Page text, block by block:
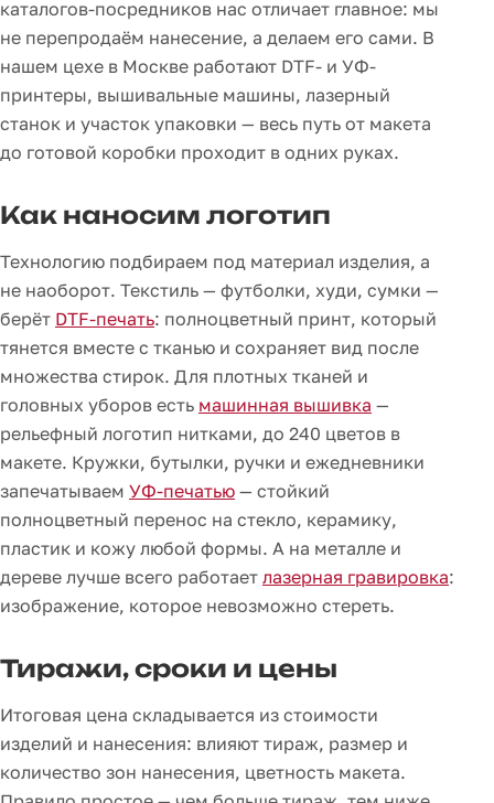
каталогов-посредников нас отличает главное: мы
не перепродаём нанесение, а делаем его сами. В
нашем цехе в Москве работают DTF- и УФ-
принтеры, вышивальные машины, лазерный
станок и участок упаковки — весь путь от макета
до готовой коробки проходит в одних руках.
Как наносим логотип
Технологию подбираем под материал изделия, а
не наоборот. Текстиль — футболки, худи, сумки —
берёт DTF-печать: полноцветный принт, который
тянется вместе с тканью и сохраняет вид после
множества стирок. Для плотных тканей и
головных уборов есть машинная вышивка —
рельефный логотип нитками, до 240 цветов в
макете. Кружки, бутылки, ручки и ежедневники
запечатываем УФ-печатью — стойкий
полноцветный перенос на стекло, керамику,
пластик и кожу любой формы. А на металле и
дереве лучше всего работает лазерная гравировка:
изображение, которое невозможно стереть.
Тиражи, сроки и цены
Итоговая цена складывается из стоимости
изделий и нанесения: влияют тираж, размер и
количество зон нанесения, цветность макета.